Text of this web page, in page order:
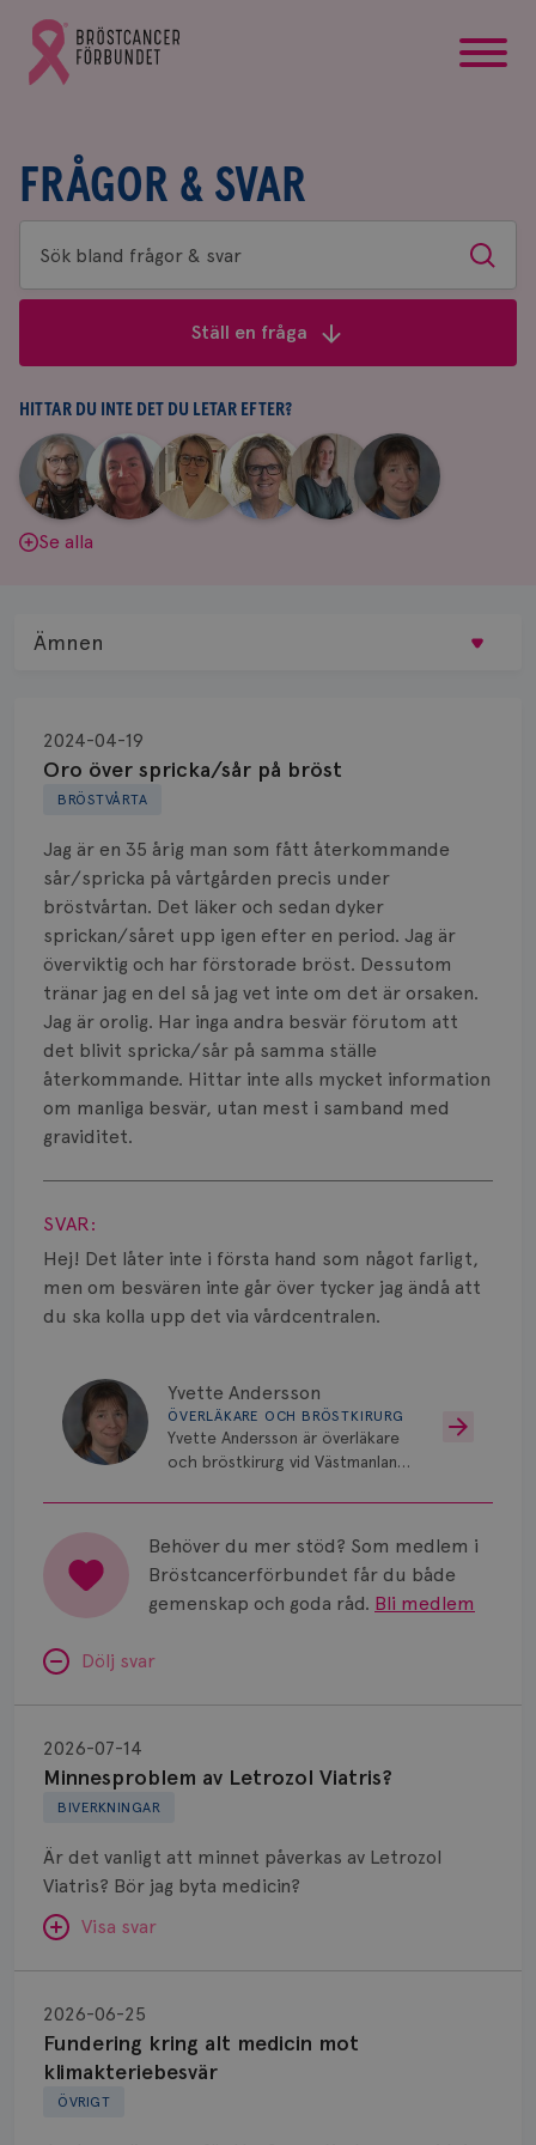
Gå
till
Bröstcancerförbundets
FRÅGOR & SVAR
Sök
bland
&
svar
Sök
Ställ en fråga
HITTAR DU INTE DET DU LETAR EFTER?
Aina
Johnsson
|
Anne
Andersson
Fredrika
Killander
|
Jeanette
Bäcklund
|
Maria
Edegran
|
Yvette
Andersson
Se alla
BRÖSTVÅRTA
Oro över spricka/sår på bröst
2024-04-19
Jag är en 35 årig man som fått återkommande
sår/spricka på vårtgården precis under
bröstvårtan. Det läker och sedan dyker
sprickan/såret upp igen efter en period. Jag är
överviktig och har förstorade bröst. Dessutom
tränar jag en del så jag vet inte om det är orsaken.
Jag är orolig. Har inga andra besvär förutom att
det blivit spricka/sår på samma ställe
återkommande. Hittar inte alls mycket information
om manliga besvär, utan mest i samband med
graviditet.
Visa svar
SVAR:
Hej! Det låter inte i första hand som något farligt,
men om besvären inte går över tycker jag ändå att
du ska kolla upp det via vårdcentralen.
Yvette Andersson
ÖVERLÄKARE OCH BRÖSTKIRURG
Yvette Andersson är överläkare
och bröstkirurg vid Västmanlands
Behöver du mer stöd? Som medlem i
Bröstcancerförbundet får du både
gemenskap och goda råd. Bli medlem
Dölj svar
BIVERKNINGAR
Minnesproblem av Letrozol Viatris?
2026-07-14
Är det vanligt att minnet påverkas av Letrozol
Viatris? Bör jag byta medicin?
Visa svar
SVAR:
Hej. Oavsett vilken hormonsänkande behandling
(men även cytostatika) man får så kan en del
uppleva negativ påverkan på minnet. Prata din
Letrozol
Viatris?
ÖVRIGT
Fundering kring alt medicin mot
klimakteriebesvär
2026-06-25
kring
medicin
Ämnen
Biopsi
Biverkningar
Bröstvårta
Knöl
Läkemedel
Typ av bröstcancer
Smärta
Prognos
Risker
Spridd bröstcancer
Strålning